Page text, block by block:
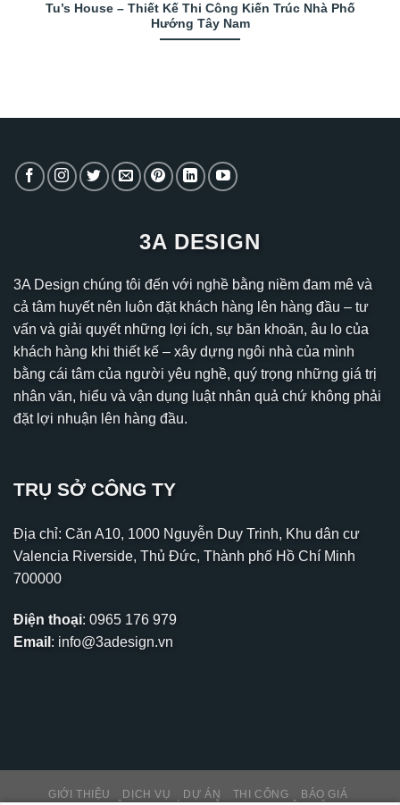
Tu’s House – Thiết Kế Thi Công Kiến Trúc Nhà Phố
Hướng Tây Nam
3A DESIGN
3A Design chúng tôi đến với nghề bằng niềm đam mê và
cả tâm huyết nên luôn đặt khách hàng lên hàng đầu – tư
vấn và giải quyết những lợi ích, sự băn khoăn, âu lo của
khách hàng khi thiết kế – xây dựng ngôi nhà của mình
bằng cái tâm của người yêu nghề, quý trọng những giá trị
nhân văn, hiểu và vận dụng luật nhân quả chứ không phải
đặt lợi nhuận lên hàng đầu.
TRỤ SỞ CÔNG TY
Địa chỉ: Căn A10, 1000 Nguyễn Duy Trinh, Khu dân cư
Valencia Riverside, Thủ Đức, Thành phố Hồ Chí Minh
700000
Điện thoại: 0965 176 979
Email : info@3adesign.vn
GIỚI THIỆU DỊCH VỤ DỰ ÁN THI CÔNG
BÁO GIÁ